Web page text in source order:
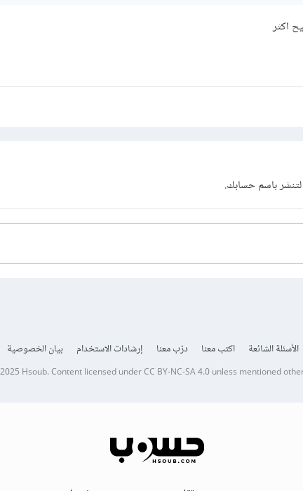
اكثر
لتنشر باسم حسابك.
الأسئلة الشائعة اكتب معنا درّب معنا إرشادات الاستخدام بيان الخصوصية
Hsoub.Content licensed underCC BY-NC-SA 4.0unless mentioned